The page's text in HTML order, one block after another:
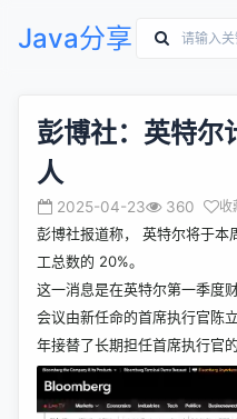
Java分享
彭博社：英特
人
2025-04-23 360 收
彭博社报道称， 英特尔将于本
工总数的 20%。
这一消息是在英特尔第一季度
会议由新任命的首席执行官陈
年接替了长期担任首席执行官